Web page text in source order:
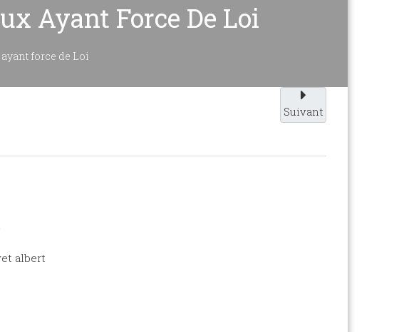
Ayant Force De Loi
force de Loi
Suivant
albert